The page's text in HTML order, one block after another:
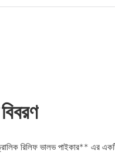
রিলিফ ভালভ পাইকার** এর